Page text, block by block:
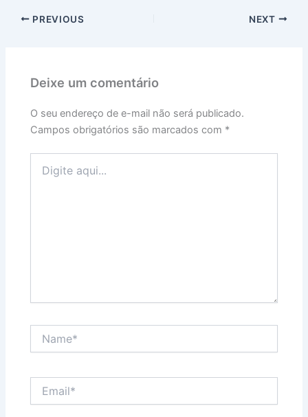
PREVIOUS NEXT
Deixe um comentário
O seu endereço de e-mail não será publicado.
Campos obrigatórios são marcados com *
aqui...